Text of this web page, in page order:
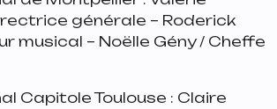
générale – Roderick
musical – Noëlle Gény / Cheffe
Capitole Toulouse : Claire